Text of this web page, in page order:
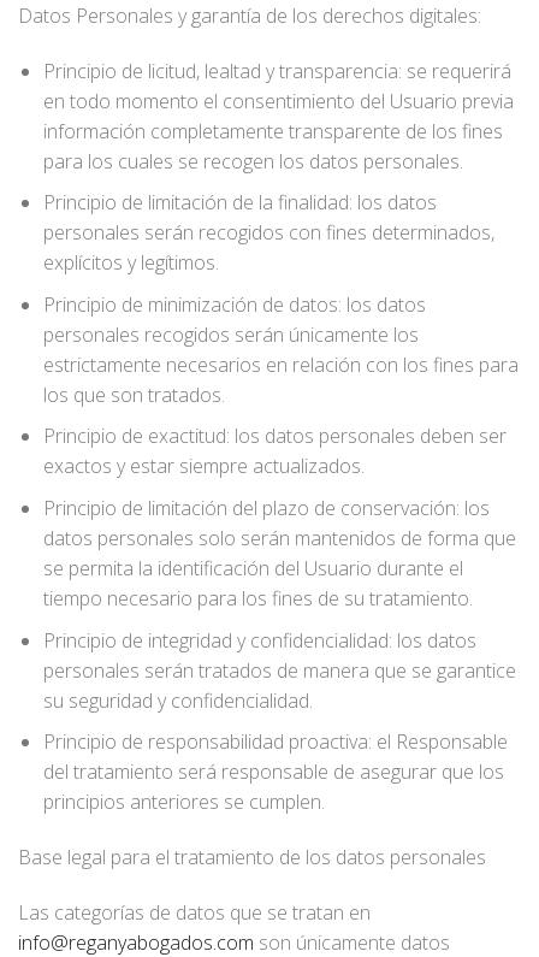
Datos Personales y garantía de los derechos digitales:
Principio de licitud, lealtad y transparencia: se requerirá
en todo momento el consentimiento del Usuario previa
información completamente transparente de los fines
para los cuales se recogen los datos personales.
Principio de limitación de la finalidad: los datos
personales serán recogidos con fines determinados,
explícitos y legítimos.
Principio de minimización de datos: los datos
personales recogidos serán únicamente los
estrictamente necesarios en relación con los fines para
los que son tratados.
Principio de exactitud: los datos personales deben ser
exactos y estar siempre actualizados.
Principio de limitación del plazo de conservación: los
datos personales solo serán mantenidos de forma que
se permita la identificación del Usuario durante el
tiempo necesario para los fines de su tratamiento.
Principio de integridad y confidencialidad: los datos
personales serán tratados de manera que se garantice
su seguridad y confidencialidad.
Principio de responsabilidad proactiva: el Responsable
del tratamiento será responsable de asegurar que los
principios anteriores se cumplen.
Base legal para el tratamiento de los datos personales
Las categorías de datos que se tratan en
info@reganyabogados.com son únicamente datos